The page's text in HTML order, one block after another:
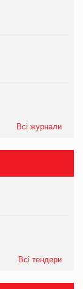
Всі журнали
Всі тендери